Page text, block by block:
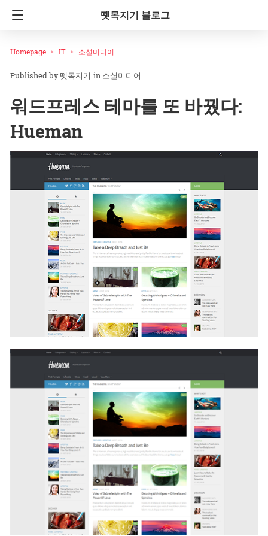
뗏목지기 블로그
Homepage IT 소셜미디어
뗏목지기 in 소셜미디어
워드프레스 테마를 또 바꿨다:
Hueman